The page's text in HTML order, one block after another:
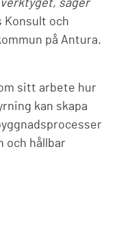
säger
Konsult och
på Antura.
sitt arbete hur
kan skapa
och hållbar